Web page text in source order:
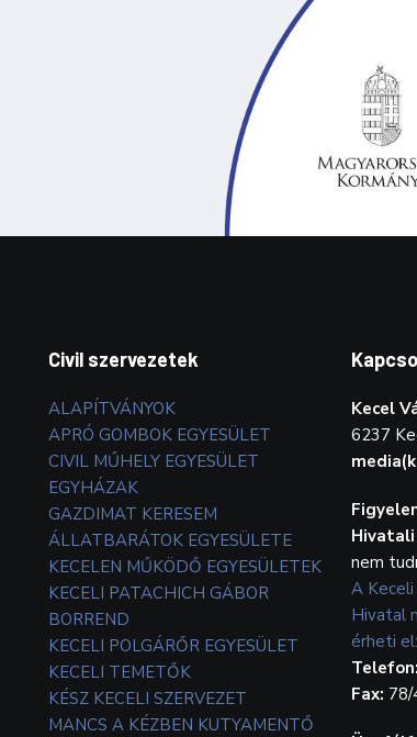
Civil szervezetek
ALAPÍTVÁNYOK
APRÓ GOMBOK EGYESÜLET
CIVIL MŰHELY EGYESÜLET
EGYHÁZAK
GAZDIMAT KERESEM
ÁLLATBARÁTOK EGYESÜLETE
KECELEN MŰKÖDŐ EGYESÜLETEK
KECELI PATACHICH GÁBOR
BORREND
KECELI POLGÁRŐR EGYESÜLET
KECELI TEMETŐK
KÉSZ KECELI SZERVEZET
MANCS A KÉZBEN KUTYAMENTŐ
Kecel
6237
Hivatali
nem
A Keceli
Hivatal
érheti el:
Telefon:
Fax: